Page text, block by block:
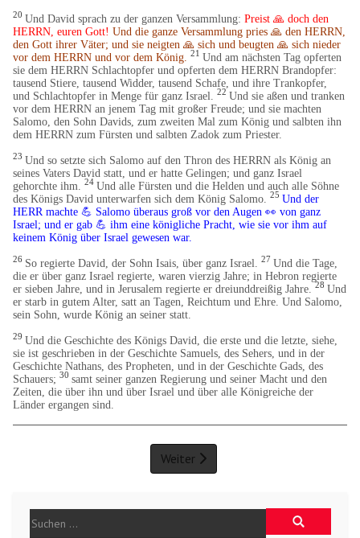
20 Und David sprach zu der ganzen Versammlung:Preist 🙏 doch den
HERRN, euren Gott! Und die ganze Versammlung pries 🙏 den HERRN,
den Gott ihrer Väter; und sie neigten 🙏 sich und beugten 🙏 sich nieder
vor dem HERRN und vor dem König.21 Und am nächsten Tag opferten
sie dem HERRN Schlachtopfer und opferten dem HERRN Brandopfer:
tausend Stiere, tausend Widder, tausend Schafe, und ihre Trankopfer,
und Schlachtopfer in Menge für ganz Israel.22 Und sie aßen und tranken
vor dem HERRN an jenem Tag mit großer Freude; und sie machten
Salomo, den Sohn Davids, zum zweiten Mal zum König und salbten ihn
dem HERRN zum Fürsten und salbten Zadok zum Priester.
23 Und so setzte sich Salomo auf den Thron des HERRN als König an
seines Vaters David statt, und er hatte Gelingen; und ganz Israel
gehorchte ihm.24 Und alle Fürsten und die Helden und auch alle Söhne
des Königs David unterwarfen sich dem König Salomo.25 Und der
HERR machte 💪 Salomo überaus groß vor den Augen 👀 von ganz
Israel; und er gab 💪 ihm eine königliche Pracht, wie sie vor ihm auf
keinem König über Israel gewesen war.
26 So regierte David, der Sohn Isais, über ganz Israel.27 Und die Tage,
die er über ganz Israel regierte, waren vierzig Jahre; in Hebron regierte
er sieben Jahre, und in Jerusalem regierte er dreiunddreißig Jahre.28 Und
er starb in gutem Alter, satt an Tagen, Reichtum und Ehre. Und Salomo,
sein Sohn, wurde König an seiner statt.
29 Und die Geschichte des Königs David, die erste und die letzte, siehe,
sie ist geschrieben in der Geschichte Samuels, des Sehers, und in der
Geschichte Nathans, des Propheten, und in der Geschichte Gads, des
Schauers;30 samt seiner ganzen Regierung und seiner Macht und den
Zeiten, die über ihn und über Israel und über alle Königreiche der
Länder ergangen sind.
Weiter